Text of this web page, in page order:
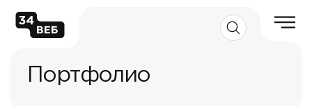
Портфолио